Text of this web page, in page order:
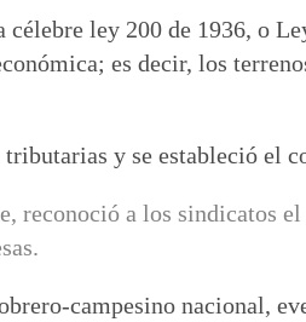
ley 200 de 1936, o
es decir, los
y se estableció el
reconoció a los sindicatos
campesino nacional,